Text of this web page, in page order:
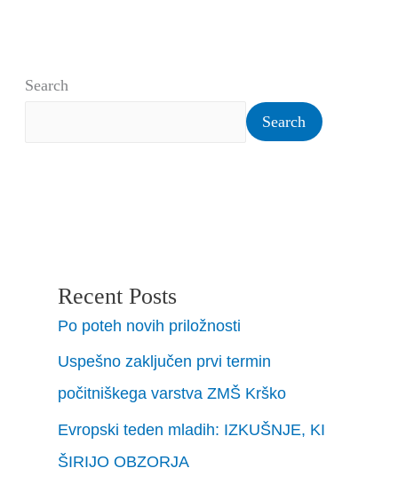
Search
Search
Recent Posts
Po poteh novih priložnosti
Uspešno zaključen prvi termin
počitniškega varstva ZMŠ Krško
Evropski teden mladih: IZKUŠNJE, KI
ŠIRIJO OBZORJA